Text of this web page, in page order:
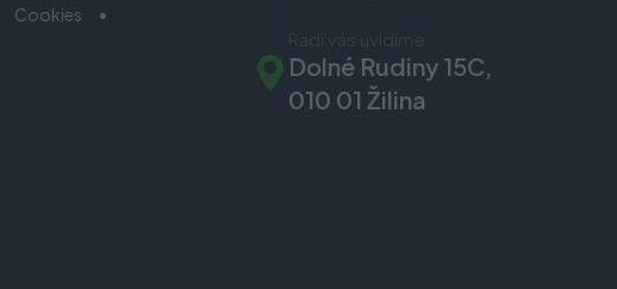
Cookies
Radi vás uvidíme
Dolné Rudiny 15C,
010 01 Žilina